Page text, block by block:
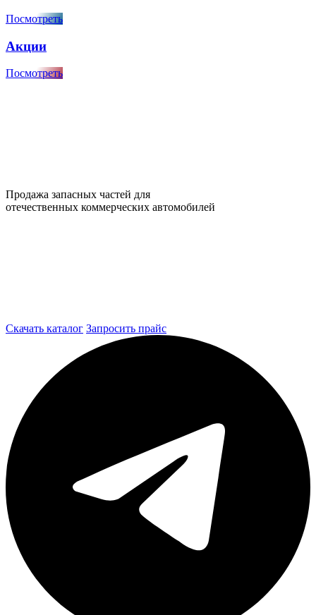
Посмотреть
Акции
Посмотреть
Продажа запасных частей для
отечественных коммерческих автомобилей
Скачать каталог Запросить прайс